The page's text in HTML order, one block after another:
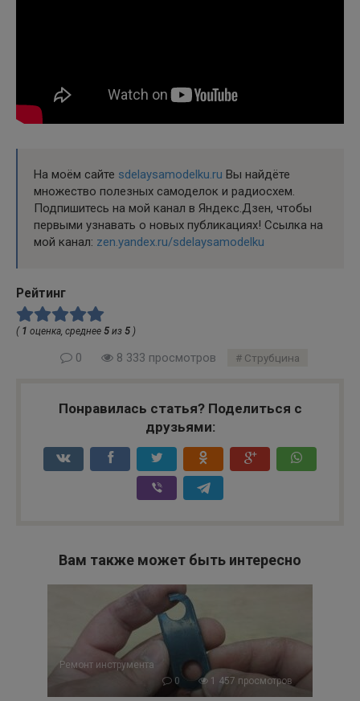
На моём сайте sdelaysamodelku.ru Вы найдёте
множество полезных самоделок и радиосхем.
Подпишитесь на мой канал в Яндекс.Дзен, чтобы
первыми узнавать о новых публикациях! Ссылка на
мой канал: zen.yandex.ru/sdelaysamodelku
Рейтинг
( 1 оценка, среднее 5 из 5 )
0 8 333 просмотров Струбцина
Понравилась статья? Поделиться с
друзьями:
Вам также может быть интересно
Ремонт инструмента
0
1 457 просмотров